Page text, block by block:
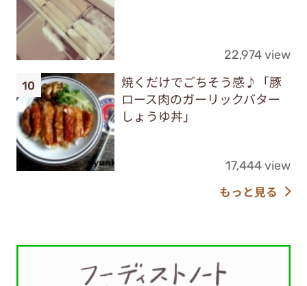
22,974 view
焼くだけでごちそう感♪「豚
ロース肉のガーリックバター
しょうゆ丼」
17,444 view
もっと見る